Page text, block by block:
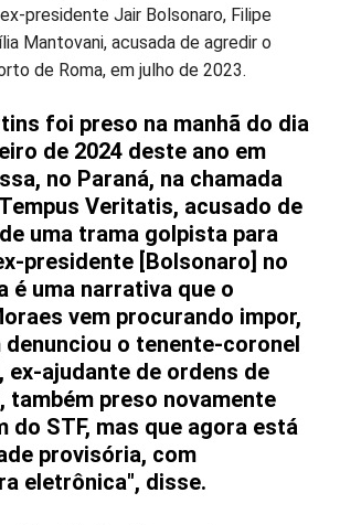
presidente Jair Bolsonaro, Filipe
Mantovani, acusada de agredir o
de Roma, em julho de 2023.
foi preso na manhã do dia
de 2024 deste ano em
no Paraná, na chamada
Veritatis, acusado de
uma trama golpista para
presidente [Bolsonaro] no
é uma narrativa que o
vem procurando impor,
denunciou o tenente-coronel
ex-ajudante de ordens de
também preso novamente
do STF, mas que agora está
provisória, com
eletrônica", disse.